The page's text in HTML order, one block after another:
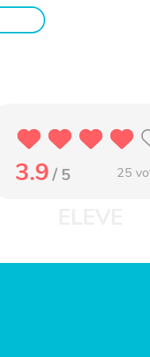
3.9/ 5 25